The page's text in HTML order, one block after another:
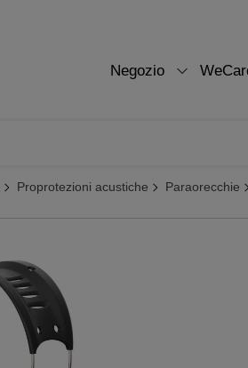
Negozio
Proprotezioni acustiche Paraorecchie